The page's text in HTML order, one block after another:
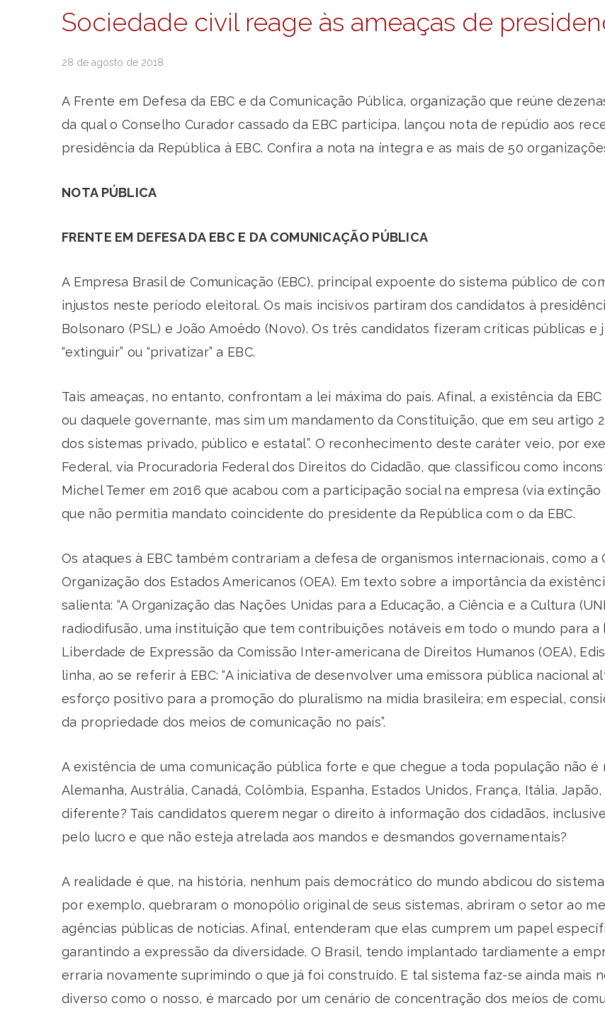
Sociedade civil reage às ameaças de
28 de agosto de 2018
A Frente em Defesa da EBC e da Comunicação Pública, organização que reúne
da qual o Conselho Curador cassado da EBC participa, lançou nota de repúdio aos
presidência da República à EBC. Confira a nota na íntegra e as mais de 50
NOTA PÚBLICA
FRENTE EM DEFESA DA EBC E DA COMUNICAÇÃO PÚBLICA
A Empresa Brasil de Comunicação (EBC), principal expoente do sistema público de
injustos neste período eleitoral. Os mais incisivos partiram dos candidatos à
Bolsonaro (PSL) e João Amoêdo (Novo). Os três candidatos fizeram críticas públicas
“extinguir” ou “privatizar” a EBC.
Tais ameaças, no entanto, confrontam a lei máxima do país. Afinal, a existência da
ou daquele governante, mas sim um mandamento da Constituição, que em seu artigo
dos sistemas privado, público e estatal”. O reconhecimento deste caráter veio, por
Federal, via Procuradoria Federal dos Direitos do Cidadão, que classificou como
Michel Temer em 2016 que acabou com a participação social na empresa (via
que não permitia mandato coincidente do presidente da República com o da EBC.
Os ataques à EBC também contrariam a defesa de organismos internacionais, como a
Organização dos Estados Americanos (OEA). Em texto sobre a importância da
salienta: “A Organização das Nações Unidas para a Educação, a Ciência e a Cultura
radiodifusão, uma instituição que tem contribuições notáveis em todo o mundo para a
Liberdade de Expressão da Comissão Inter-americana de Direitos Humanos (OEA),
linha, ao se referir à EBC: “A iniciativa de desenvolver uma emissora pública
esforço positivo para a promoção do pluralismo na mídia brasileira; em especial,
da propriedade dos meios de comunicação no país”.
A existência de uma comunicação pública forte e que chegue a toda população não
Alemanha, Austrália, Canadá, Colômbia, Espanha, Estados Unidos, França, Itália,
diferente? Tais candidatos querem negar o direito à informação dos cidadãos,
pelo lucro e que não esteja atrelada aos mandos e desmandos governamentais?
A realidade é que, na história, nenhum país democrático do mundo abdicou do
por exemplo, quebraram o monopólio original de seus sistemas, abriram o setor ao
agências públicas de notícias. Afinal, entenderam que elas cumprem um papel
garantindo a expressão da diversidade. O Brasil, tendo implantado tardiamente a
erraria novamente suprimindo o que já foi construído. E tal sistema faz-se ainda mais
diverso como o nosso, é marcado por um cenário de concentração dos meios de